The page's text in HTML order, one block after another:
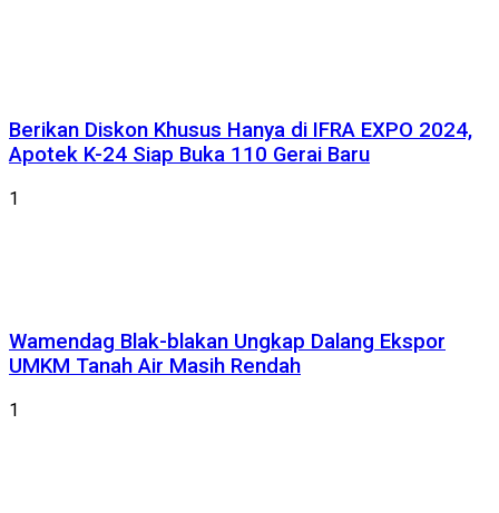
Berikan Diskon Khusus Hanya di IFRA EXPO 2024,
Apotek K-24 Siap Buka 110 Gerai Baru
1
Wamendag Blak-blakan Ungkap Dalang Ekspor
UMKM Tanah Air Masih Rendah
1